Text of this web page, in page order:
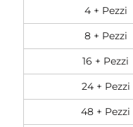
4 + Pezzi
8 + Pezzi
16 + Pezzi
24 + Pezzi
48 + Pezzi